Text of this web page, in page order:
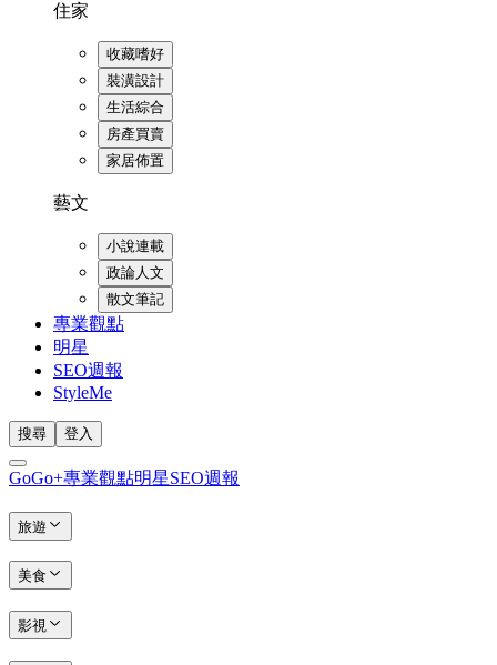
住家
收藏嗜好
裝潢設計
生活綜合
房產買賣
家居佈置
藝文
小說連載
政論人文
散文筆記
專業觀點
明星
SEO週報
StyleMe
搜尋 登入
GoGo+專業觀點明星SEO週報
旅遊
美食
影視